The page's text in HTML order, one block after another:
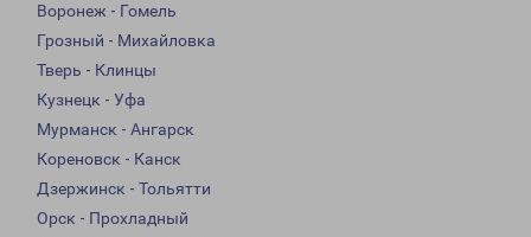
Воронеж - Гомель
Грозный - Михайловка
Тверь - Клинцы
Кузнецк - Уфа
Мурманск - Ангарск
Кореновск - Канск
Дзержинск - Тольятти
Орск - Прохладный